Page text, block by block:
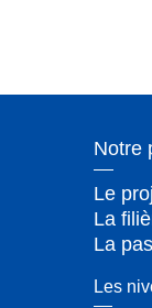
Notre
Le
La
La
Les